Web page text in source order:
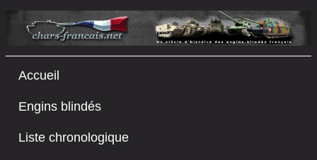
Accueil
Engins blindés
Liste chronologique